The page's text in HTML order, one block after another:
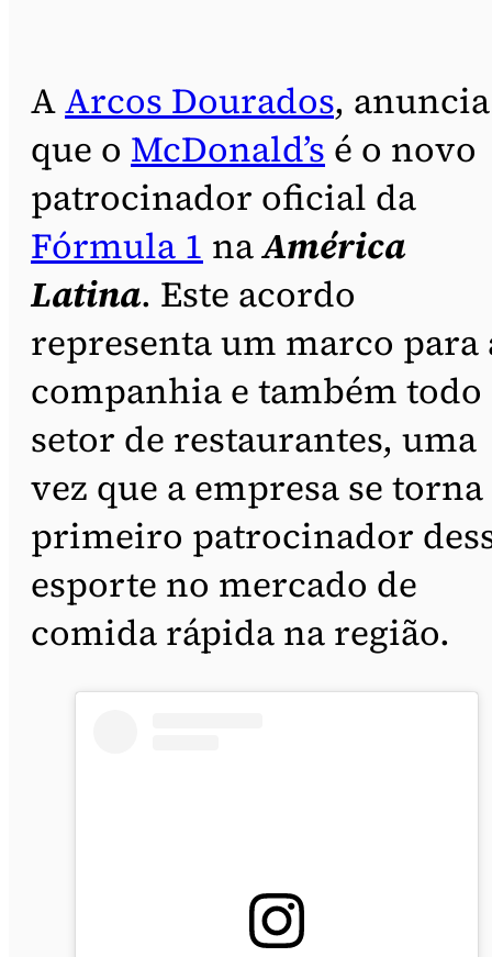
AArcos Dourados, anuncia
que o McDonald’s é o novo
patrocinador oficial da
Fórmula 1 naAmérica
Latina. Este acordo
representa um marco para
companhia e também todo
setor de restaurantes, uma
vez que a empresa se torna
primeiro patrocinador
esporte no mercado de
comida rápida na região.